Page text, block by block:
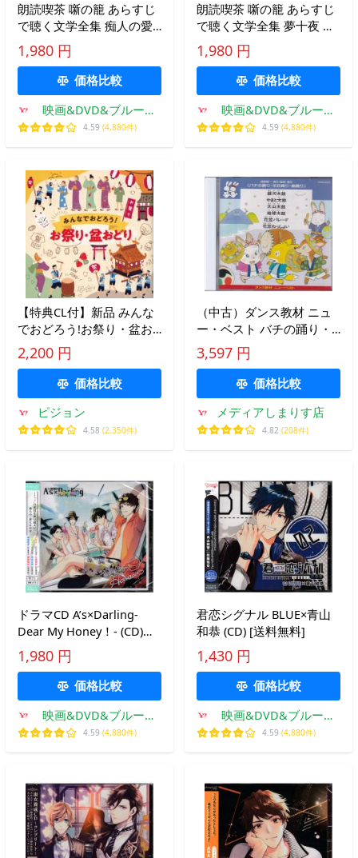
朗読喫茶 噺の籠 あらすじ
で聴く文学全集 痴人の愛
／墨東綺譚／破戒 アニメ
イト限定盤 (CD) [送料無
料]【今月のSALE ポイント
3倍】
1,980 円
価格比較
映画&DVD&ブルーレ
イならSORA
4.59 (4,880件)
朗読喫茶 噺の籠 あらすじ
で聴く文学全集 夢十夜 刺
青 夜叉ヶ池 アニメイト限
定盤 ／ 立花慎之介、安元
洋貴、神尾晋一郎 (CD) [送
料無料]
1,980 円
価格比較
映画&DVD&ブルーレ
イならSORA
4.59 (4,880件)
【特典CL付】新品 みんな
でおどろう!お祭り・盆お
どり / (CD) COCJ42271-SK
2,200 円
価格比較
ピジョン
4.58 (2,350件)
（中古）ダンス教材 ニュ
ー・ベスト バチの踊り・
花笠踊り・総踊り [CD] 子
門真人? 大野徹也? 杉並児
童合唱団
3,597 円
価格比較
メディアしまりす店
4.82 (208件)
ドラマCD A’s×Darling-
Dear My Honey！- (CD)
[送料無料] ポイント 10倍
SALE
1,980 円
価格比較
映画&DVD&ブルーレ
イならSORA
4.59 (4,880件)
君恋シグナル BLUE×青山
和恭 (CD) [送料無料]
1,430 円
価格比較
映画&DVD&ブルーレ
イならSORA
4.59 (4,880件)